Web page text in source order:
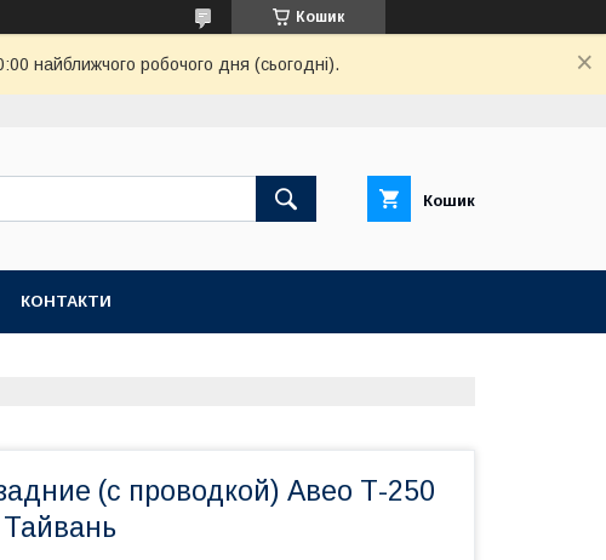
Кошик
найближчого робочого дня (сьогодні).
Кошик
КОНТАКТИ
(с проводкой) Авео Т-250